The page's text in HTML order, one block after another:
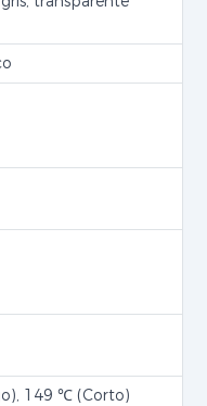
149 ℃ (Corto)